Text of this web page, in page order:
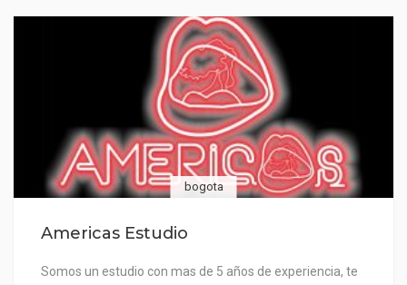
bogota
Americas Estudio
Somos un estudio con mas de 5 años de experiencia, te